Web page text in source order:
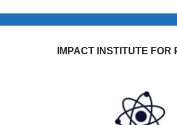
IMPACT INSTITUTE FOR